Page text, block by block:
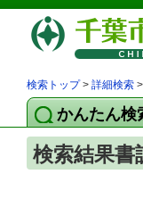
検索トップ> 詳細検索 >
かんたん検
検索結果書